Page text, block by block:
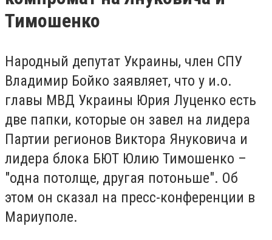
Тимошенко
Народный депутат Украины, член СПУ
Владимир Бойко заявляет, что у и.о.
главы МВД Украины Юрия Луценко есть
две папки, которые он завел на лидера
Партии регионов Виктора Януковича и
лидера блока БЮТ Юлию Тимошенко –
"одна потолще, другая потоньше". Об
этом он сказал на пресс-конференции в
Мариуполе.